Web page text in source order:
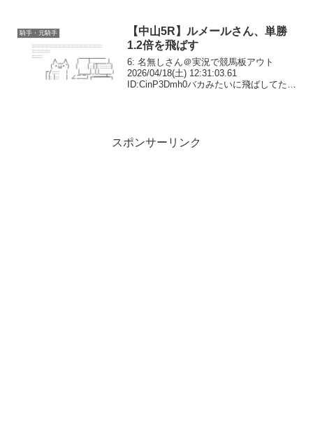
騎手・元騎手
【中山5R】ルメールさん、単勝
1.2倍を飛ばす
6: 名無しさん＠実況で競馬板アウト
2026/04/18(土) 12:31:03.61
ID:CinP3Dmh0バカみたいに飛ばしてたな
スポンサーリンク